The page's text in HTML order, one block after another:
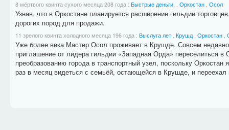
8 мёртвого квинта сухого месяца 208 года : Быстрые деньги. Оркостан, Осол
Узнав, что в Оркостане планируется расширение гильдии
дорогих пород для продажи.
11 зрелого квинта холодного месяца 196 года : Выслуга лет, Крушд, Оркостан,
Уже более века Мастер Осол проживает в Крушде. Совсем
приглашение от лидера гильдии «Западная Орда» переселиться в
преобразованию города в транспортный узел, поскольку
раз в месяц видеться с семьёй, остающейся в Крушде, и переехал